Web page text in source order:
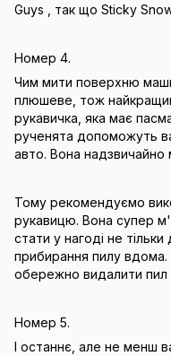
Guys , так що Sticky
Номер 4.
Чим мити поверхню
плюшеве, тож
рукавичка, яка має
рученята допоможуть
авто. Вона надзвичайно
Тому рекомендуємо
рукавицю. Вона супер
стати у нагоді не
прибирання пилу
обережно видалити пил
Номер 5.
І останнє, але не менш